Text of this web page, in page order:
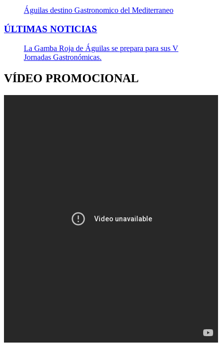
Águilas destino Gastronomico del Mediterraneo
ÚLTIMAS NOTICIAS
La Gamba Roja de Águilas se prepara para sus V
Jornadas Gastronómicas.
VÍDEO PROMOCIONAL